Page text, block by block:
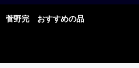
菅野完 おすすめの品